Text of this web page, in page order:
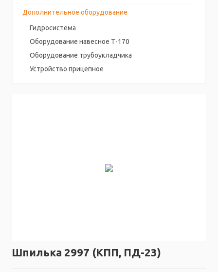
Дополнительное оборудование
Гидросистема
Оборудование навесное Т-170
Оборудование трубоукладчика
Устройство прицепное
Шпилька 2997 (КПП, ПД-23)